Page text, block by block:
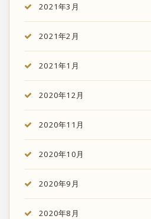
2021年3月
2021年2月
2021年1月
2020年12月
2020年11月
2020年10月
2020年9月
2020年8月